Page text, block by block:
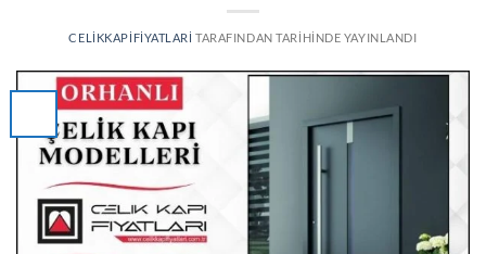
CELIKKAPIFIYATLARI TARAFINDAN TARIHINDE YAYINLANDI